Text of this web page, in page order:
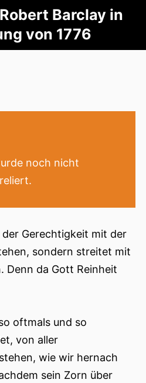
Barclay in
von 1776
noch nicht
Gerechtigkeit mit der
sondern streitet mit
Denn da Gott Reinheit
oftmals und so
von aller
wie wir hernach
sein Zorn über